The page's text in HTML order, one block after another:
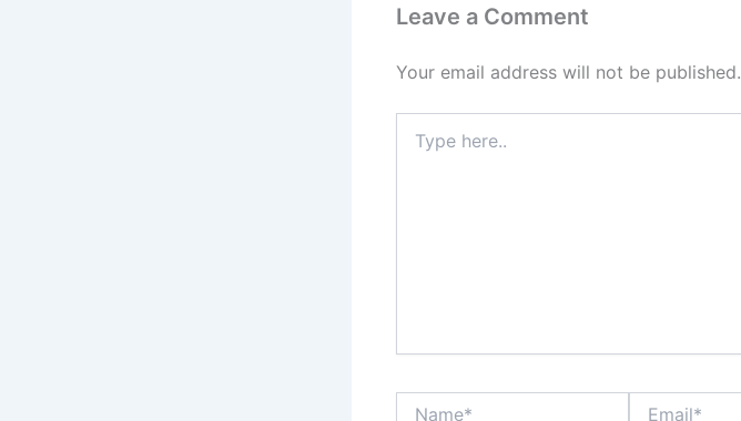
Leave a Comment
Your email address will not be published.
here..